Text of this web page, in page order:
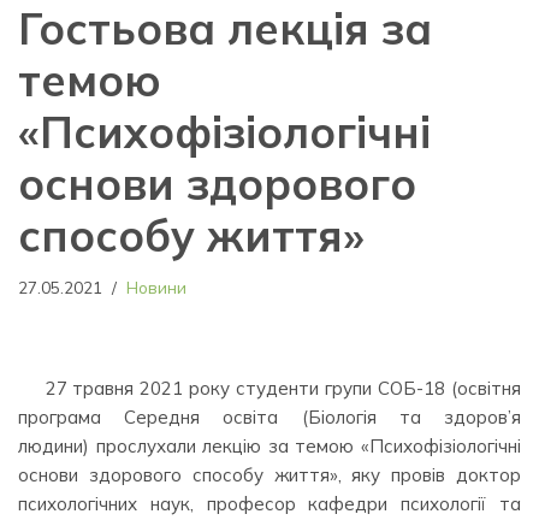
Гостьова лекція за
темою
«Психофізіологічні
основи здорового
способу життя»
27.05.2021 Новини
27 травня 2021 року студенти групи СОБ-18 (освітня
програма Середня освіта (Біологія та здоров’я
людини) прослухали лекцію за темою «Психофізіологічні
основи здорового способу життя», яку провів доктор
психологічних наук, професор кафедри психології та